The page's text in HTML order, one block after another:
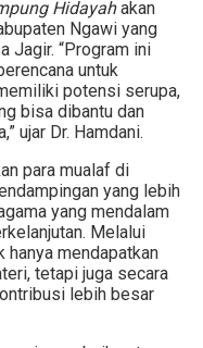
Hidayahakan
Ngawi yang
Jagir. “Program ini
untuk
potensi serupa,
bisa dibantu dan
ujar Dr. Hamdani.
para mualaf di
yang lebih
yang mendalam
Melalui
hanya mendapatkan
tetapi juga secara
lebih besar